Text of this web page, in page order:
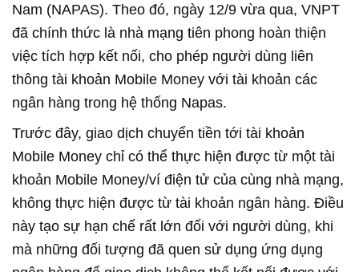
Nam (NAPAS). Theo đó, ngày 12/9 vừa qua, VNPT
đã chính thức là nhà mạng tiên phong hoàn thiện
việc tích hợp kết nối, cho phép người dùng liên
thông tài khoản Mobile Money với tài khoản các
ngân hàng trong hệ thống Napas.
Trước đây, giao dịch chuyển tiền tới tài khoản
Mobile Money chỉ có thể thực hiện được từ một tài
khoản Mobile Money/ví điện tử của cùng nhà mạng,
không thực hiện được từ tài khoản ngân hàng. Điều
này tạo sự hạn chế rất lớn đối với người dùng, khi
mà những đối tượng đã quen sử dụng ứng dụng